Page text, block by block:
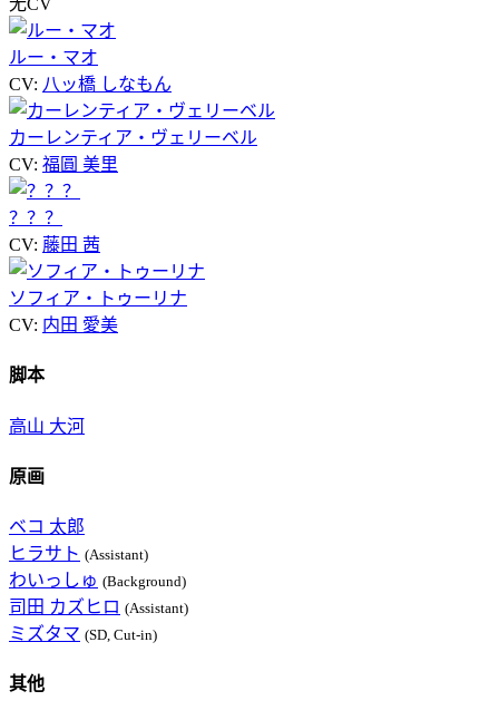
无CV
ルー・マオ
CV: 八ッ橋 しなもん
カーレンティア・ヴェリーベル
CV: 福圓 美里
？？？
CV: 藤田 茜
ソフィア・トゥーリナ
CV: 内田 愛美
脚本
高山 大河
原画
ベコ 太郎
ヒラサト (Assistant)
わいっしゅ (Background)
司田 カズヒロ (Assistant)
ミズタマ (SD, Cut-in)
其他